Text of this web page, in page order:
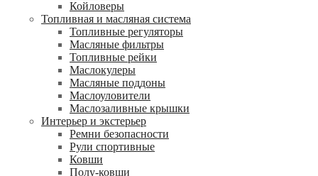
Койловеры
Топливная и масляная система
Топливные регуляторы
Масляные фильтры
Топливные рейки
Маслокулеры
Масляные поддоны
Маслоуловители
Маслозаливные крышки
Интерьер и экстерьер
Ремни безопасности
Рули спортивные
Ковши
Полу-ковши